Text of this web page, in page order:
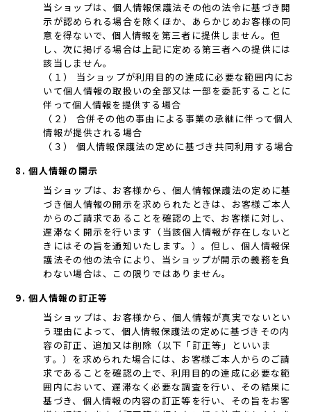
当ショップは、個人情報保護法その他の法令に基づき開
示が認められる場合を除くほか、あらかじめお客様の同
意を得ないで、個人情報を第三者に提供しません。但
し、次に掲げる場合は上記に定める第三者への提供には
該当しません。
（１） 当ショップが利用目的の達成に必要な範囲内にお
いて個人情報の取扱いの全部又は一部を委託することに
伴って個人情報を提供する場合
（２） 合併その他の事由による事業の承継に伴って個人
情報が提供される場合
（３） 個人情報保護法の定めに基づき共同利用する場合
8. 個人情報の開示
当ショップは、お客様から、個人情報保護法の定めに基
づき個人情報の開示を求められたときは、お客様ご本人
からのご請求であることを確認の上で、お客様に対し、
遅滞なく開示を行います（当該個人情報が存在しないと
きにはその旨を通知いたします。）。但し、個人情報保
護法その他の法令により、当ショップが開示の義務を負
わない場合は、この限りではありません。
9. 個人情報の訂正等
当ショップは、お客様から、個人情報が真実でないとい
う理由によって、個人情報保護法の定めに基づきその内
容の訂正、追加又は削除（以下「訂正等」といいま
す。）を求められた場合には、お客様ご本人からのご請
求であることを確認の上で、利用目的の達成に必要な範
囲内において、遅滞なく必要な調査を行い、その結果に
基づき、個人情報の内容の訂正等を行い、その旨をお客